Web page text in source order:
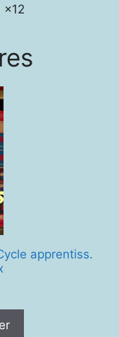
x12
apprentiss.